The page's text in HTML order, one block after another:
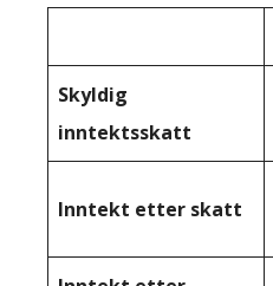
Skyldig
inntektsskatt
Inntekt etter skatt